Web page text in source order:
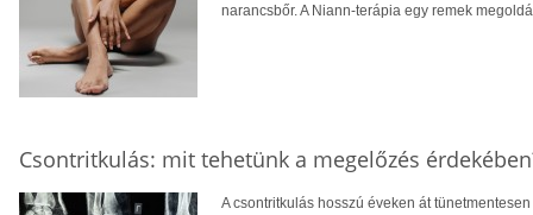
narancsbőr. A Niann-terápia egy remek
Csontritkulás: mit tehetünk a megelőzés
A csontritkulás hosszú éveken át